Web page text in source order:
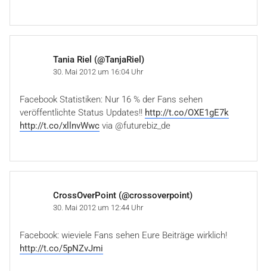
Tania Riel (@TanjaRiel)
30. Mai 2012 um 16:04 Uhr
Facebook Statistiken: Nur 16 % der Fans sehen
veröffentlichte Status Updates!! http://t.co/OXE1gE7k
http://t.co/xllnvWwc via @futurebiz_de
CrossOverPoint (@crossoverpoint)
30. Mai 2012 um 12:44 Uhr
Facebook: wieviele Fans sehen Eure Beiträge wirklich!
http://t.co/5pNZvJmi